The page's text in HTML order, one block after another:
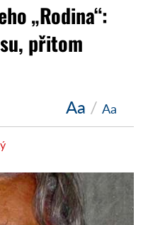
„Rodina“:
přitom
Aa / Aa